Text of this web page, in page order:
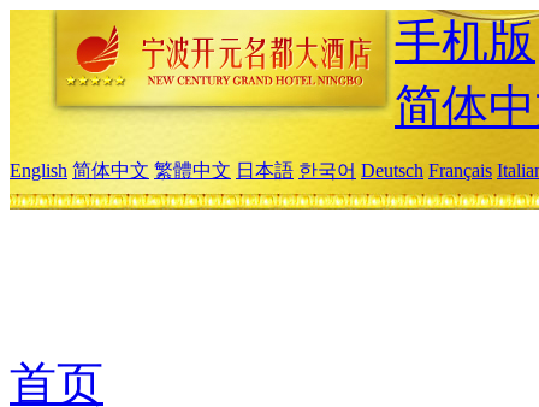
手机版
简体
English 简体中文 繁體中文 日本語 한국어 Deutsch Français
首页